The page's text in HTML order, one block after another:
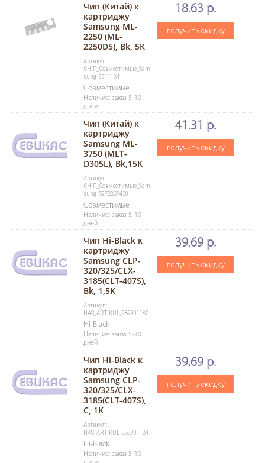
Чип (Китай) к
картриджу
Samsung ML-
2250 (ML-
2250D5), Bk, 5K
Артикул:
CHIP_Совместимые_Sam
sung_9911184
Совместимые
Наличие: заказ 5-10
дней
18.63 р.
получить скидку
Чип (Китай) к
картриджу
Samsung ML-
3750 (MLT-
D305L), Bk,15K
Артикул:
CHIP_Совместимые_Sam
sung_5972837430
Совместимые
Наличие: заказ 5-10
дней
41.31 р.
получить скидку
Чип Hi-Black к
картриджу
Samsung CLP-
320/325/CLX-
3185(CLT-407S),
Bk, 1,5K
Артикул:
NAS_ARTIKUL_989901182
Hi-Black
Наличие: заказ 5-10
дней
39.69 р.
получить скидку
Чип Hi-Black к
картриджу
Samsung CLP-
320/325/CLX-
3185(CLT-407S),
C, 1K
Артикул:
NAS_ARTIKUL_989901184
Hi-Black
Наличие: заказ 5-10
39.69 р.
получить скидку